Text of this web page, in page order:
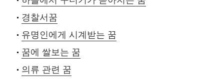
경찰서꿈
유명인에게 시계받는 꿈
꿈에 쌀보는 꿈
의류 관련 꿈